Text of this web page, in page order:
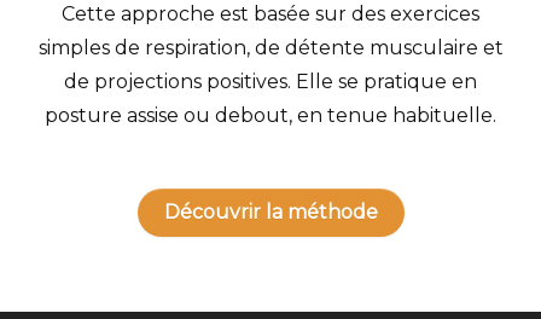
Cette approche est basée sur des exercices
simples de respiration, de détente musculaire et
de projections positives. Elle se pratique en
posture assise ou debout, en tenue habituelle.
Découvrir la méthode